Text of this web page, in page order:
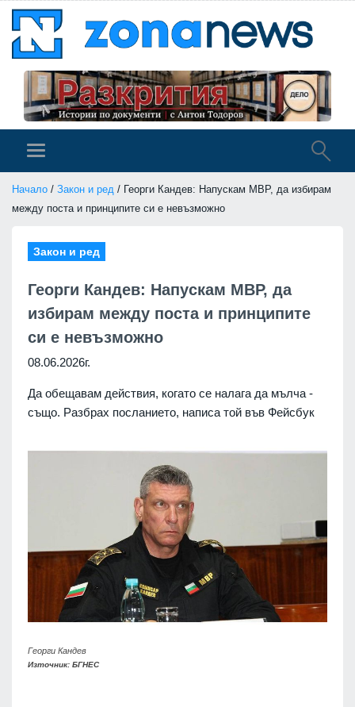
Начало / Закон и ред / Георги Кандев: Напускам МВР, да избирам
между поста и принципите си е невъзможно
Закон и ред
Георги Кандев: Напускам МВР, да
избирам между поста и принципите
си е невъзможно
08.06.2026г.
Да обещавам действия, когато се налага да мълча -
също. Разбрах посланието, написа той във Фейсбук
Георги Кандев
Източник: БГНЕС